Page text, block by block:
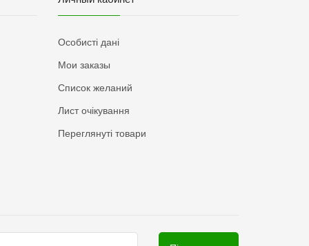
Особисті дані
Мои заказы
Список желаний
Лист очікування
Переглянуті товари